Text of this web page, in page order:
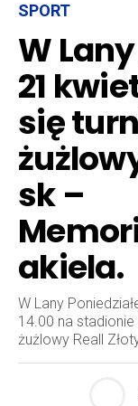
SPORT
W
21
się
sk –
akiela.
W Lany
14.00 na
żużlowy Reall